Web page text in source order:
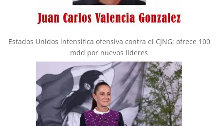
Estados Unidos intensifica ofensiva contra el CJNG; ofrece 100
mdd por nuevos líderes